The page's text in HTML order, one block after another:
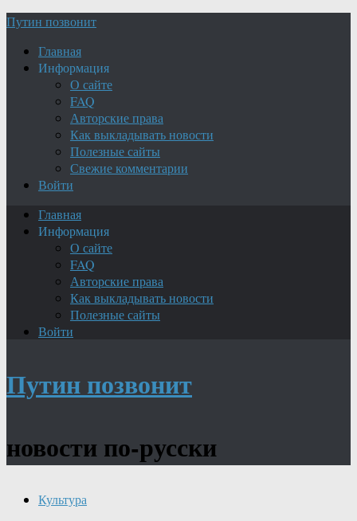
Путин позвонит
Главная
Информация
О сайте
FAQ
Авторские права
Как выкладывать новости
Полезные сайты
Свежие комментарии
Войти
Главная
Информация
О сайте
FAQ
Авторские права
Как выкладывать новости
Полезные сайты
Войти
Путин позвонит
новости по-русски
Культура